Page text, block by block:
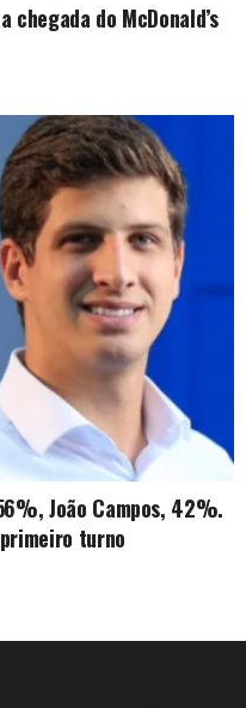
chegada do McDonald’s
João Campos, 42%.
turno